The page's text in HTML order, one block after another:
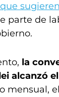
parte de
la
alcanzó
mensual,